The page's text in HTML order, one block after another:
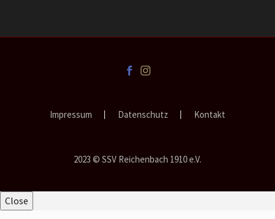
Impressum Datenschutz Kontakt
2023 © SSV Reichenbach 1910 e.V.
Close